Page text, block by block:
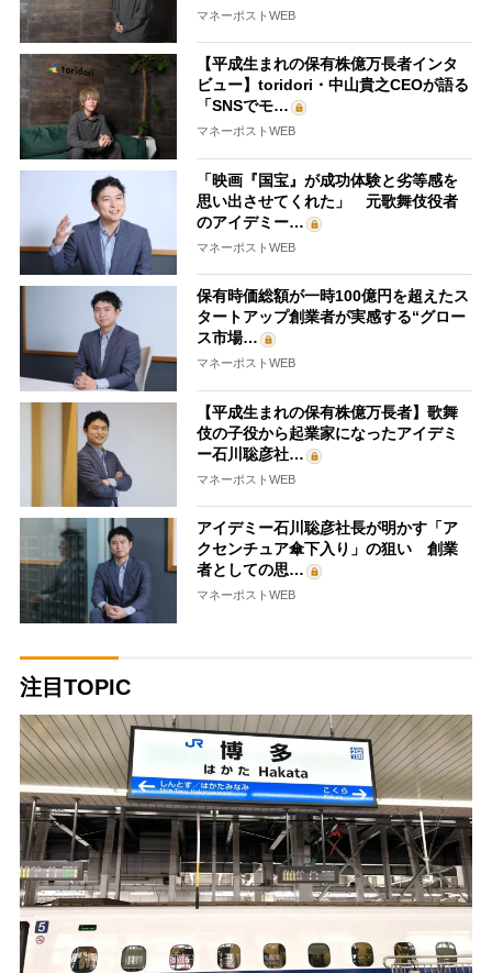
マネーポストWEB
【平成生まれの保有株億万長者インタ
ビュー】toridori・中山貴之CEOが語る
「SNSでモ…
マネーポストWEB
「映画『国宝』が成功体験と劣等感を
思い出させてくれた」 元歌舞伎役者
のアイデミー…
マネーポストWEB
保有時価総額が一時100億円を超えたス
タートアップ創業者が実感する“グロー
ス市場…
マネーポストWEB
【平成生まれの保有株億万長者】歌舞
伎の子役から起業家になったアイデミ
ー石川聡彦社…
マネーポストWEB
アイデミー石川聡彦社長が明かす「ア
クセンチュア傘下入り」の狙い 創業
者としての思…
マネーポストWEB
注目TOPIC